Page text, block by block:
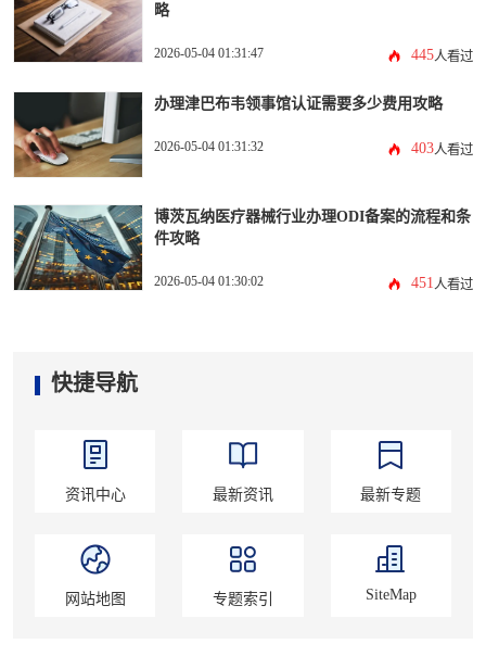
略
2026-05-04 01:31:47 445人看过
办理津巴布韦领事馆认证需要多少费用攻略
2026-05-04 01:31:32 403人看过
博茨瓦纳医疗器械行业办理ODI备案的流程和条
件攻略
2026-05-04 01:30:02 451人看过
快捷导航
资讯中心 最新资讯 最新专题
网站地图 专题索引 SiteMap